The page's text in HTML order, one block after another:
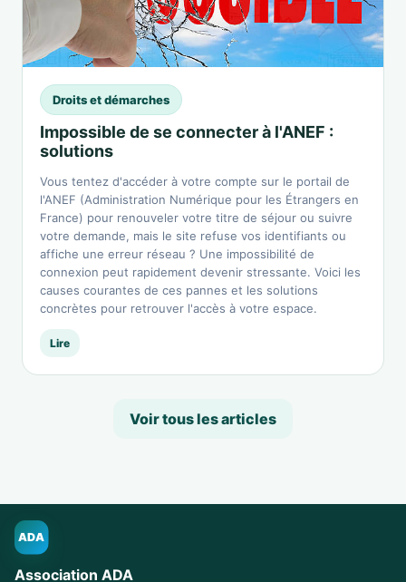
Droits et démarches
Impossible de se connecter à l'ANEF :
solutions
Vous tentez d'accéder à votre compte sur le portail de
l'ANEF (Administration Numérique pour les Étrangers en
France) pour renouveler votre titre de séjour ou suivre
votre demande, mais le site refuse vos identifiants ou
affiche une erreur réseau ? Une impossibilité de
connexion peut rapidement devenir stressante. Voici les
causes courantes de ces pannes et les solutions
concrètes pour retrouver l'accès à votre espace.
Lire
Voir tous les articles
ADA
Association ADA